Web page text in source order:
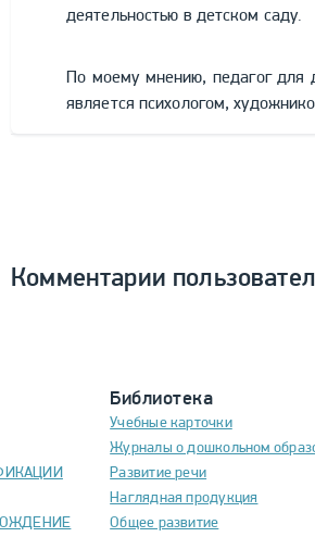
деятельностью в детском саду.
По моему мнению, педагог для
является психологом,
Комментарии
Библиотека
Учебные карточки
Журналы о дошкольном
Развитие речи
Наглядная продукция
Общее развитие